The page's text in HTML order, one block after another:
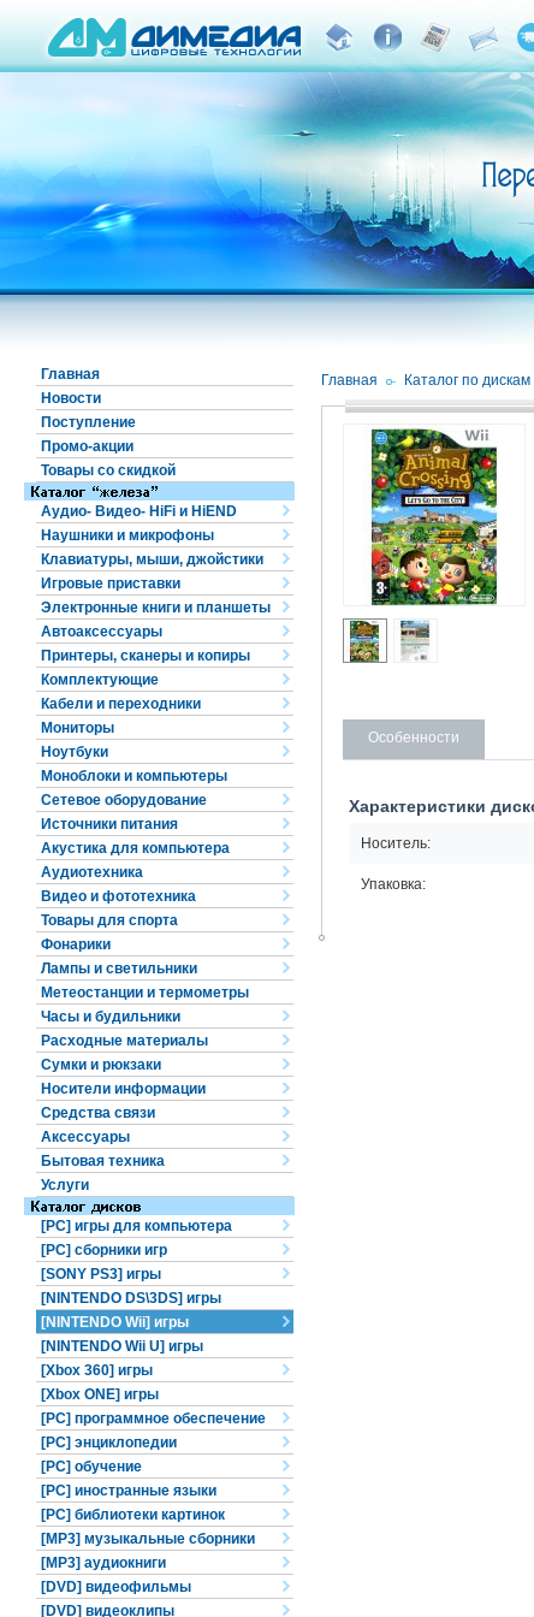
Главная
Новости
Поступление
Промо-акции
Товары со скидкой
Аудио- Видео- HiFi и HiEND
Наушники и микрофоны
Клавиатуры, мыши, джойстики
Игровые приставки
Электронные книги и планшеты
Автоаксессуары
Принтеры, сканеры и копиры
Комплектующие
Кабели и переходники
Мониторы
Ноутбуки
Моноблоки и компьютеры
Сетевое оборудование
Источники питания
Акустика для компьютера
Аудиотехника
Видео и фототехника
Товары для спорта
Фонарики
Лампы и светильники
Метеостанции и термометры
Часы и будильники
Расходные материалы
Сумки и рюкзаки
Носители информации
Средства связи
Аксессуары
Бытовая техника
Услуги
[PC] игры для компьютера
[PC] сборники игр
[SONY PS3] игры
[NINTENDO DS\3DS] игры
[NINTENDO Wii] игры
[NINTENDO Wii U] игры
[Xbox 360] игры
[Xbox ONE] игры
[PC] программное обеспечение
[PC] энциклопедии
[PC] обучение
[PC] иностранные языки
[PC] библиотеки картинок
[MP3] музыкальные сборники
[MP3] аудиокниги
[DVD] видеофильмы
[DVD] видеоклипы
Главная / Каталог по дискам
Особенности
Характеристики
Носитель:
Упаковка: